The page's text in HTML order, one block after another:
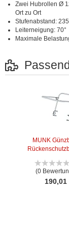
Zwei Hubrollen Ø
Ort zu Ort
Stufenabstand:
Leiterneigung: 70°
Maximale
MUNK
(0
190,01